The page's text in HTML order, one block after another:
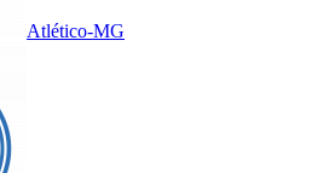
Atlético-MG